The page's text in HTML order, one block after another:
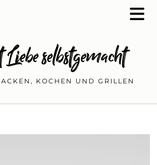
selbstgemacht
KOCHEN UND GRILLEN